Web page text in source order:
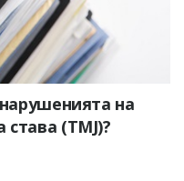
на
(TMJ)?